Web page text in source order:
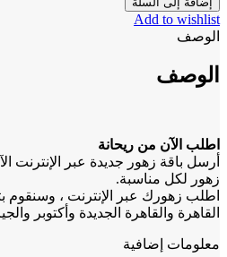
Add to wishlist
الوصف
الوصف
اطلب الآن من ريحانة
أرسل باقة زهور جديدة عبر الإنترنت
زهور لكل مناسبة.
اطلب زهورك عبر الإنترنت ، وسنقوم
القاهرة والقاهرة الجديدة وأكتوبر
معلومات إضافية